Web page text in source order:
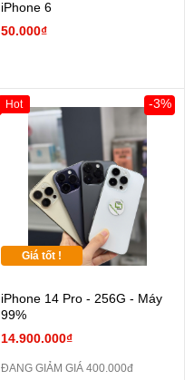
iPhone 6
50.000₫
Giá tốt !
iPhone 14 Pro - 256G - Máy
99%
14.900.000₫
-3%
ĐANG GIẢM GIÁ 400.000đ
Hot